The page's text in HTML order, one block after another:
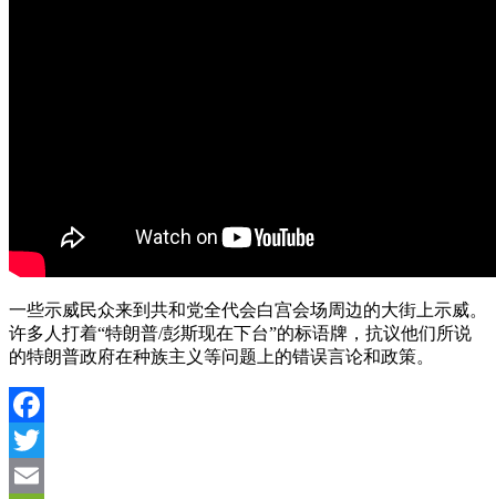
一些示威民众来到共和党全代会白宫会场周边的大街上示威。
许多人打着“特朗普/彭斯现在下台”的标语牌，抗议他们所说
的特朗普政府在种族主义等问题上的错误言论和政策。
Facebook
Twitter